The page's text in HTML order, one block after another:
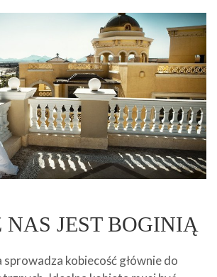
JEST BOGINIĄ
kobiecość głównie do